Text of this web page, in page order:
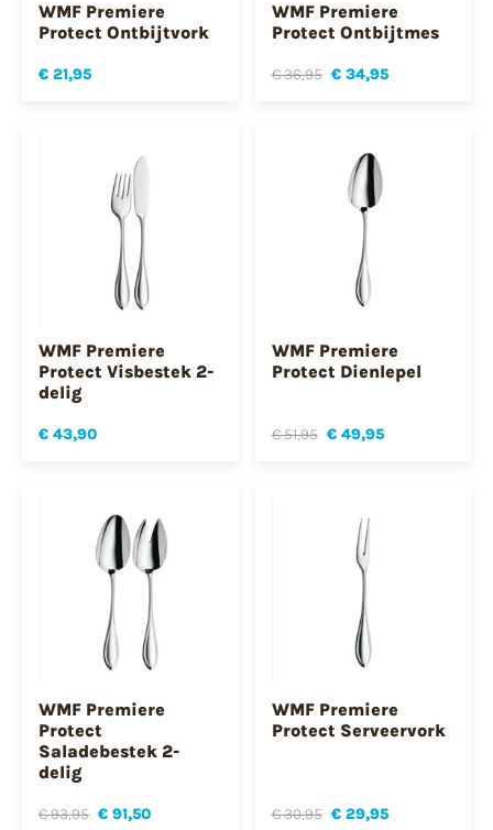
WMF Premiere
Protect Ontbijtvork
€ 21,95
WMF Premiere
Protect Ontbijtmes
€ 36,95 € 34,95
WMF Premiere
Protect Visbestek 2-
delig
€ 43,90
WMF Premiere
Protect Dienlepel
€ 51,95 € 49,95
WMF Premiere
Protect
Saladebestek 2-
delig
€ 93,95 € 91,50
WMF Premiere
Protect Serveervork
€ 30,95 € 29,95